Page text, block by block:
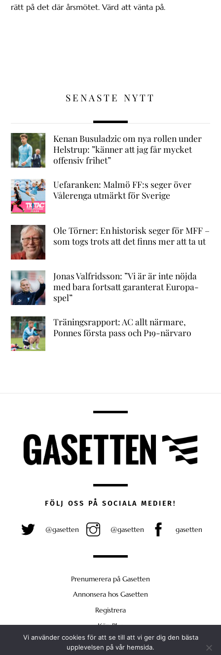
rätt på det där årsmötet. Värd att vänta på.
SENASTE NYTT
Kenan Busuladzic om nya rollen under
Helstrup: ”känner att jag får mycket
offensiv frihet”
Uefaranken: Malmö FF:s seger över
Vålerenga utmärkt för Sverige
Ole Törner: En historisk seger för MFF –
som togs trots att det finns mer att ta ut
Jonas Valfridsson: ”Vi är är inte nöjda
med bara fortsatt garanterat Europa-
spel”
Träningsrapport: AC allt närmare,
Ponnes första pass och P19-närvaro
FÖLJ OSS PÅ SOCIALA MEDIER!
@gasetten @gasetten gasetten
Prenumerera på Gasetten
Annonsera hos Gasetten
Registrera
Köp Plus
Vi använder cookies för att se till att vi ger dig den bästa
upplevelsen på vår hemsida.